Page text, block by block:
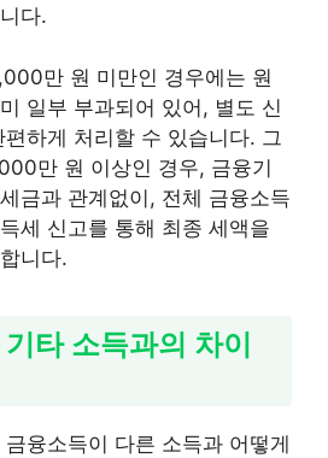
다.
만 원 미만인 경우에는 원
일부 부과되어 있어, 별도 신
하게 처리할 수 있습니다. 그
만 원 이상인 경우, 금융기
금과 관계없이, 전체 금융소득
세 신고를 통해 최종 세액을
니다.
타 소득과의 차이
융소득이 다른 소득과 어떻게